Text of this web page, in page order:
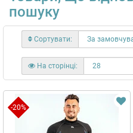
пошуку
Сортувати:
На сторінці:
-20%